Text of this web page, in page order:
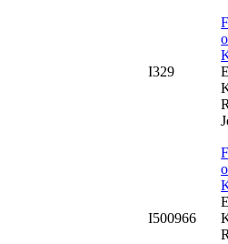
I329
I500966